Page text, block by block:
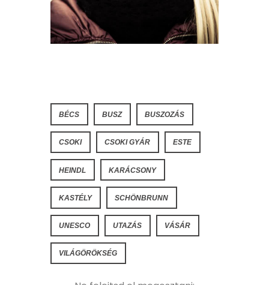
BÉCS BUSZ BUSZOZÁS
CSOKI CSOKI GYÁR ESTE
HEINDL KARÁCSONY
KASTÉLY SCHÖNBRUNN
UNESCO UTAZÁS VÁSÁR
VILÁGÖRÖKSÉG